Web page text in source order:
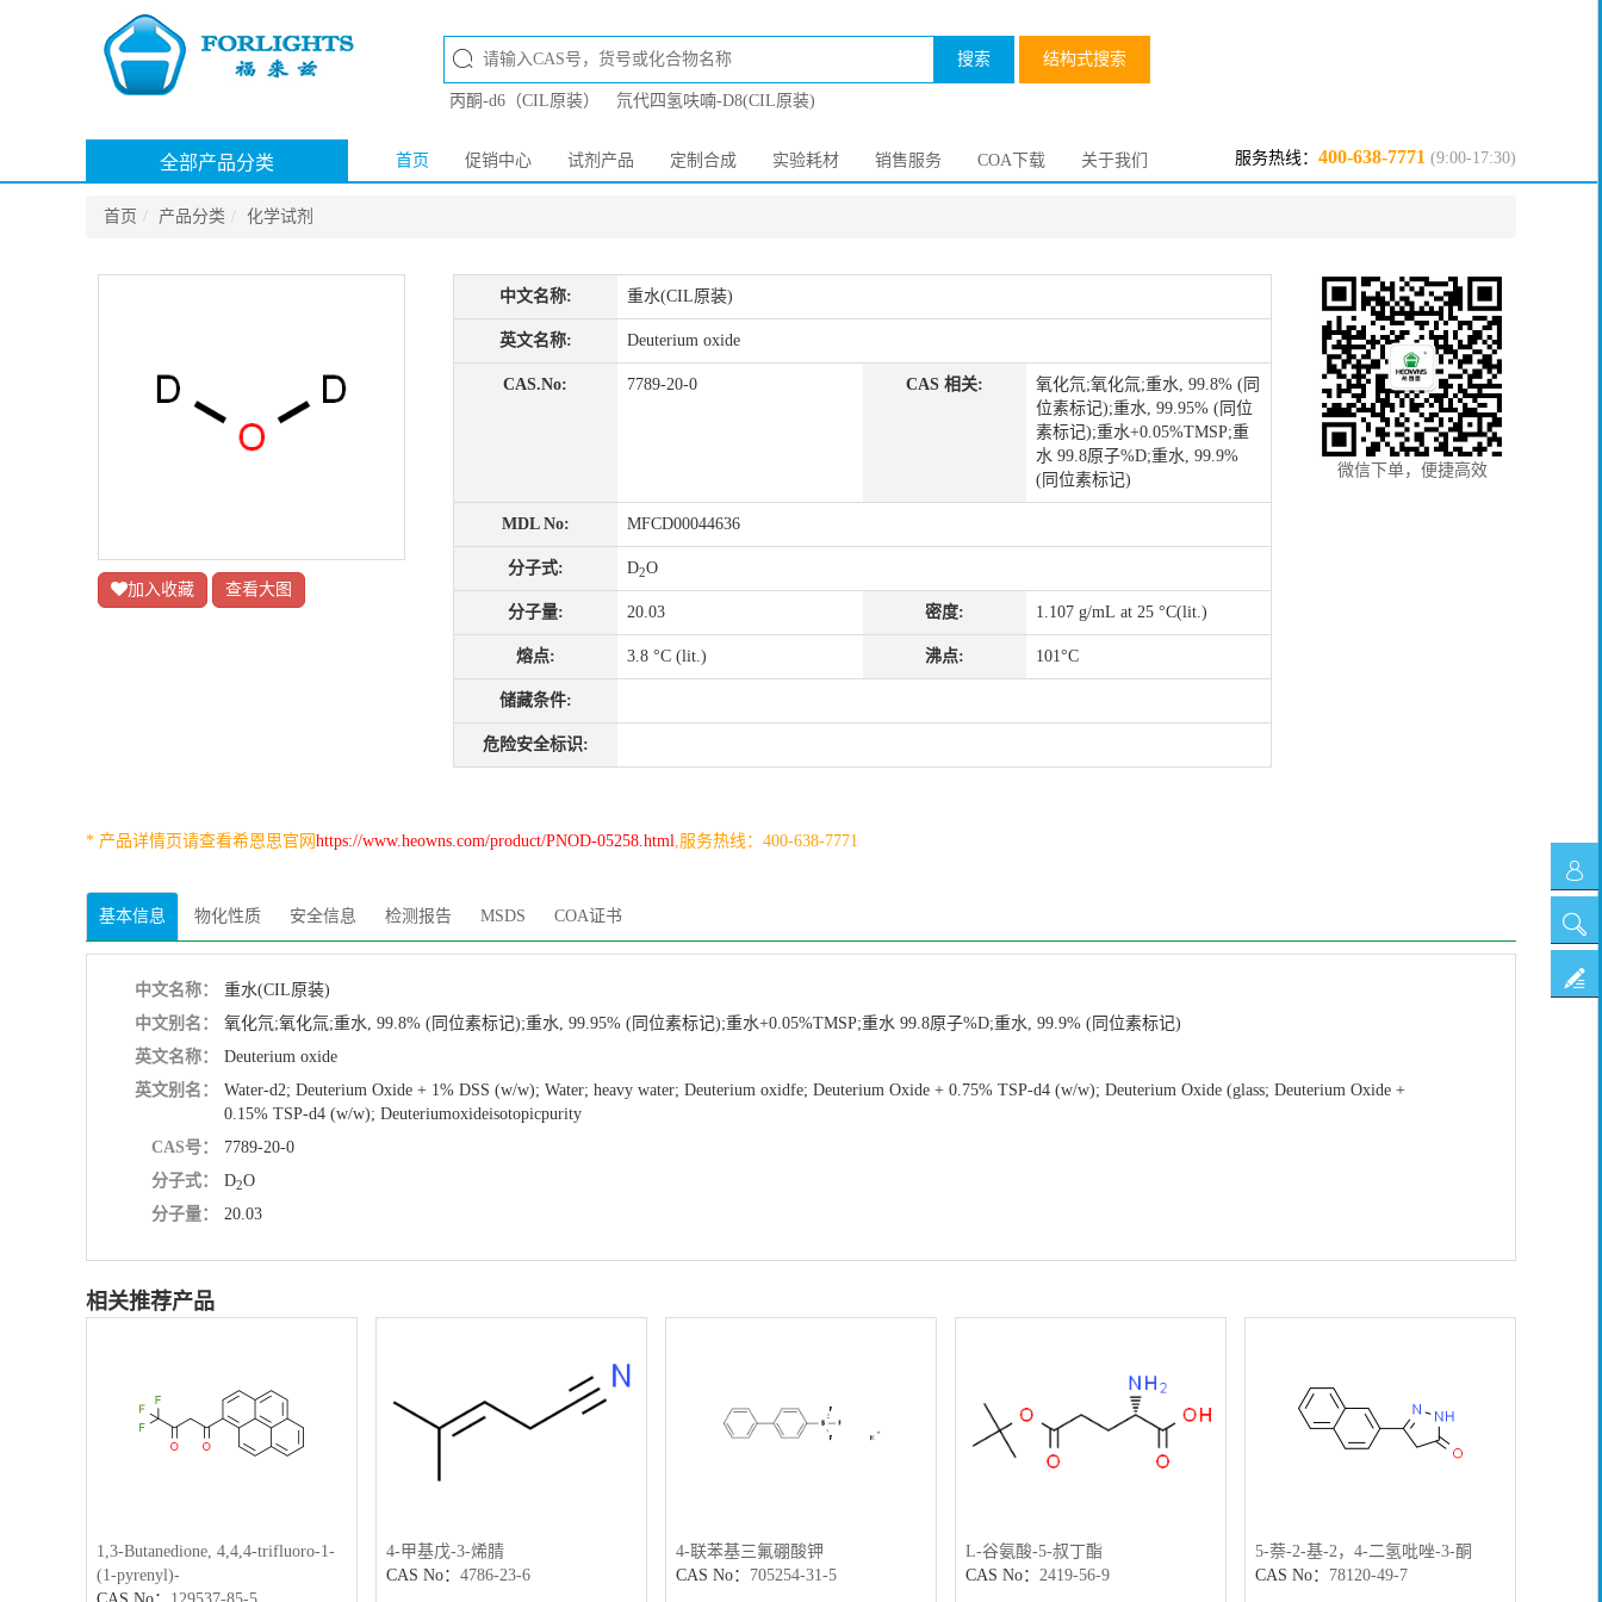
在
线
搜
搜索 结构式搜索
丙酮-d6（CIL原装） 氘代四氢呋喃-D8(CIL原装)
服务热线： 400-638-7771 (9:00-17:30)
全部产品分类 首页 促销中心 试剂产品 定制合成 实验耗材 销售服务 COA下载 关于我们
首页 产品分类 化学试剂
加入收藏 查看大图
中文名称: 重水(CIL原装)
英文名称: Deuterium oxide
CAS.No: 7789-20-0 CAS 相关:
氧化氘;氧化氚;重水, 99.8% (同
位素标记);重水, 99.95% (同位
素标记);重水+0.05%TMSP;重
水 99.8原子%D;重水, 99.9%
(同位素标记)
MDL No: MFCD00044636
分子式: D2O
分子量: 20.03 密度: 1.107 g/mL at 25 °C(lit.)
熔点: 3.8 °C (lit.) 沸点: 101°C
储藏条件:
危险安全标识:
微信下单，便捷高效
* 产品详情页请查看希恩思官网 https://www.heowns.com/product/PNOD-05258.html,服务热线：400-638-7771
基本信息 物化性质 安全信息 检测报告 MSDS COA证书
中文名称：
重水(CIL原装)
中文别名：
氧化氘;氧化氚;重水, 99.8% (同位素标记);重水, 99.95% (同位素标记);重水+0.05%TMSP;重水 99.8原子%D;重水, 99.9% (同位素标记)
英文名称：
Deuterium oxide
英文别名：
Water-d2; Deuterium Oxide + 1% DSS (w/w); Water; heavy water; Deuterium oxidfe; Deuterium Oxide + 0.75% TSP-d4 (w/w); Deuterium Oxide (glass; Deuterium Oxide +
0.15% TSP-d4 (w/w); Deuteriumoxideisotopicpurity
CAS号：
7789-20-0
分子式：
D2O
分子量：
20.03
相关推荐产品
1,3-Butanedione, 4,4,4-trifluoro-1-
(1-pyrenyl)-
4-甲基戊-3-烯腈
CAS No： 4786-23-6
4-联苯基三氟硼酸钾
CAS No： 705254-31-5
L-谷氨酸-5-叔丁酯
CAS No： 2419-56-9
5-萘-2-基-2，4-二氢吡唑-3-酮
CAS No： 78120-49-7